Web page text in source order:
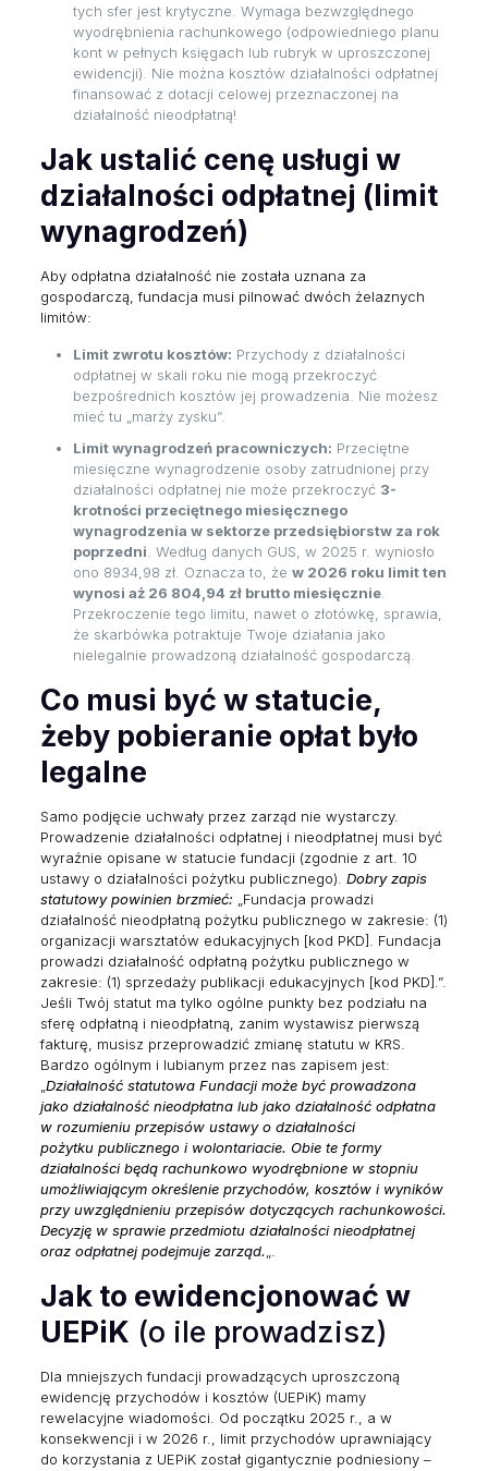
tych sfer jest krytyczne. Wymaga bezwzględnego
wyodrębnienia rachunkowego (odpowiedniego planu
kont w pełnych księgach lub rubryk w uproszczonej
ewidencji). Nie można kosztów działalności odpłatnej
finansować z dotacji celowej przeznaczonej na
działalność nieodpłatną!
Jak ustalić cenę usługi w
działalności odpłatnej (limit
wynagrodzeń)
Aby odpłatna działalność nie została uznana za
gospodarczą, fundacja musi pilnować dwóch żelaznych
limitów:
Limit zwrotu kosztów: Przychody z działalności
odpłatnej w skali roku nie mogą przekroczyć
bezpośrednich kosztów jej prowadzenia. Nie możesz
mieć tu „marży zysku”.
Limit wynagrodzeń pracowniczych: Przeciętne
miesięczne wynagrodzenie osoby zatrudnionej przy
działalności odpłatnej nie może przekroczyć 3-
krotności przeciętnego miesięcznego
wynagrodzenia w sektorze przedsiębiorstw za rok
poprzedni . Według danych GUS, w 2025 r. wyniosło
ono 8934,98 zł. Oznacza to, że w 2026 roku limit ten
wynosi aż 26 804,94 zł brutto miesięcznie.
Przekroczenie tego limitu, nawet o złotówkę, sprawia,
że skarbówka potraktuje Twoje działania jako
nielegalnie prowadzoną działalność gospodarczą.
Co musi być w statucie,
żeby pobieranie opłat było
legalne
Samo podjęcie uchwały przez zarząd nie wystarczy.
Prowadzenie działalności odpłatnej i nieodpłatnej musi być
wyraźnie opisane w statucie fundacji (zgodnie z art. 10
ustawy o działalności pożytku publicznego). Dobry zapis
statutowy powinien brzmieć: „Fundacja prowadzi
działalność nieodpłatną pożytku publicznego w zakresie: (1)
organizacji warsztatów edukacyjnych [kod PKD]. Fundacja
prowadzi działalność odpłatną pożytku publicznego w
zakresie: (1) sprzedaży publikacji edukacyjnych [kod PKD].”.
Jeśli Twój statut ma tylko ogólne punkty bez podziału na
sferę odpłatną i nieodpłatną, zanim wystawisz pierwszą
fakturę, musisz przeprowadzić zmianę statutu w KRS.
Bardzo ogólnym i lubianym przez nas zapisem jest:
Działalność statutowa Fundacji może być prowadzona
jako działalność nieodpłatna lub jako działalność odpłatna
w rozumieniu przepisów ustawy o działalności
pożytku publicznego i wolontariacie. Obie te formy
działalności będą rachunkowo wyodrębnione w stopniu
umożliwiającym określenie przychodów, kosztów i wyników
przy uwzględnieniu przepisów dotyczących rachunkowości.
Decyzję w sprawie przedmiotu działalności nieodpłatnej
oraz odpłatnej podejmuje zarząd.
Jak to ewidencjonować w
UEPiK (o ile prowadzisz)
Dla mniejszych fundacji prowadzących uproszczoną
ewidencję przychodów i kosztów (UEPiK) mamy
rewelacyjne wiadomości. Od początku 2025 r., a w
konsekwencji i w 2026 r., limit przychodów uprawniający
do korzystania z UEPiK został gigantycznie podniesiony –